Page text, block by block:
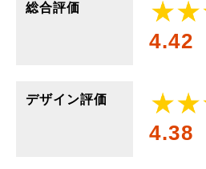
総合評価
4.42
デザイン評価
4.38